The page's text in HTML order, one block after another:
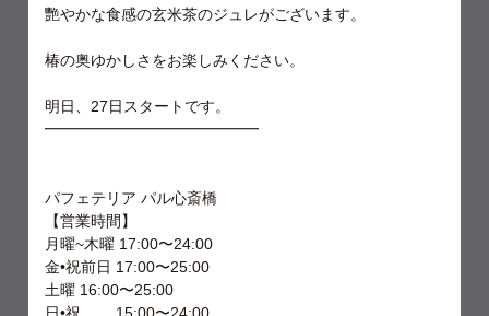
艷やかな食感の玄米茶のジュレがございます。
椿の奥ゆかしさをお楽しみください。
⁡明日、27日スタートです。
━━━━━━━━━━━━━━
パフェテリア パル心斎橋
【営業時間】
月曜~木曜 17:00〜24:00
金•祝前日 17:00〜25:00
土曜 16:00〜25:00